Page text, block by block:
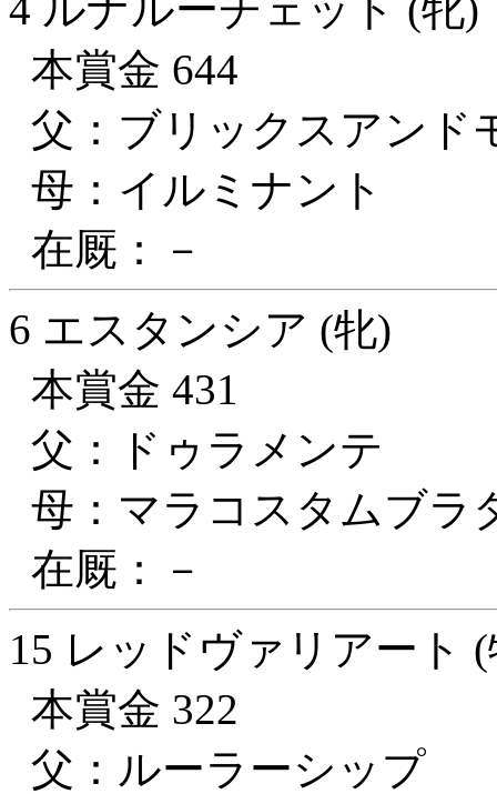
本賞金 644
父：ブリックスアンド
母：イルミナント
在厩：－
6 エスタンシア (牝)
本賞金 431
父：ドゥラメンテ
母：マラコスタムブラ
在厩：－
15 レッドヴァリアート
本賞金 322
父：ルーラーシップ